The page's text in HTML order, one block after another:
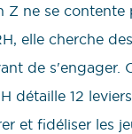
Z ne se contente
elle cherche
de s'engager.
détaille 12
et fidéliser les